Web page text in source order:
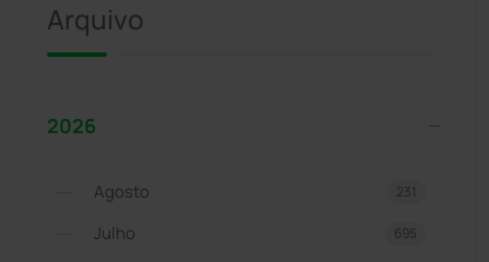
Arquivo
2026
Agosto 231
Julho 695